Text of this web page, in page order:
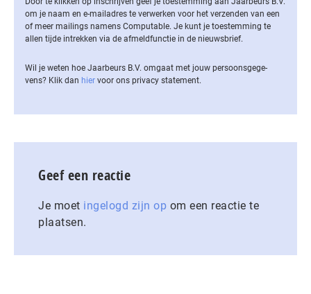
om je naam en e-mailadres te verwerken voor het verzenden van een
of meer mailings namens Computable. Je kunt je toestemming te
allen tijde intrekken via de af­meld­func­tie in de nieuwsbrief.
Wil je weten hoe Jaarbeurs B.V. omgaat met jouw per­soons­ge­ge­
vens? Klik dan hier voor ons privacy statement.
Geef een reactie
Je moet ingelogd zijn op om een reactie te
plaatsen.